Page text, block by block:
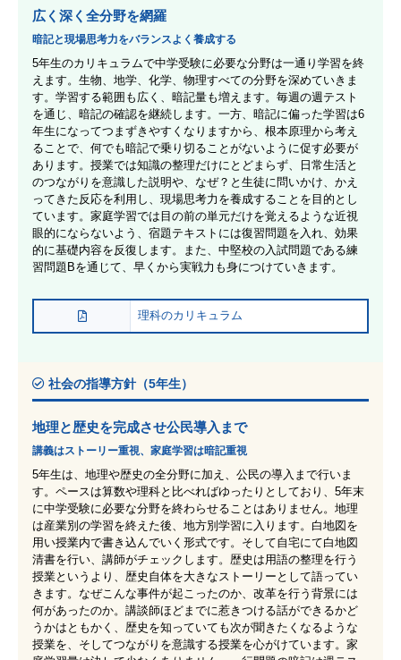
広く深く全分野を網羅
暗記と現場思考力をバランスよく養成する
5年生のカリキュラムで中学受験に必要な分野は一通り学習を終
えます。生物、地学、化学、物理すべての分野を深めていきま
す。学習する範囲も広く、暗記量も増えます。毎週の週テスト
を通じ、暗記の確認を継続します。一方、暗記に偏った学習は6
年生になってつまずきやすくなりますから、根本原理から考え
ることで、何でも暗記で乗り切ることがないように促す必要が
あります。授業では知識の整理だけにとどまらず、日常生活と
のつながりを意識した説明や、なぜ？と生徒に問いかけ、かえ
ってきた反応を利用し、現場思考力を養成することを目的とし
ています。家庭学習では目の前の単元だけを覚えるような近視
眼的にならないよう、宿題テキストには復習問題を入れ、効果
的に基礎内容を反復します。また、中堅校の入試問題である練
習問題Bを通じて、早くから実戦力も身につけていきます。
理科のカリキュラム
社会の指導方針（5年生）
地理と歴史を完成させ公民導入まで
講義はストーリー重視、家庭学習は暗記重視
5年生は、地理や歴史の全分野に加え、公民の導入まで行いま
す。ペースは算数や理科と比べればゆったりとしており、5年末
に中学受験に必要な分野を終わらせることはありません。地理
は産業別の学習を終えた後、地方別学習に入ります。白地図を
用い授業内で書き込んでいく形式です。そして自宅にて白地図
清書を行い、講師がチェックします。歴史は用語の整理を行う
授業というより、歴史自体を大きなストーリーとして語ってい
きます。なぜこんな事件が起こったのか、改革を行う背景には
何があったのか。講談師ほどまでに惹きつける話ができるかど
うかはともかく、歴史を知っていても次が聞きたくなるような
授業を、そしてつながりを意識する授業を心がけています。家